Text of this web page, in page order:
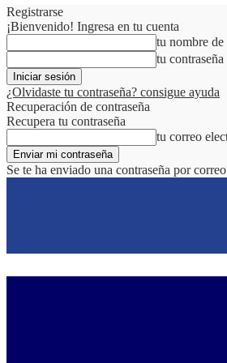
Registrarse
¡Bienvenido! Ingresa en tu cuenta
tu nombre de
tu contraseña
¿Olvidaste tu contraseña? consigue ayuda
Recuperación de contraseña
Recupera tu contraseña
tu correo
Se te ha enviado una contraseña por